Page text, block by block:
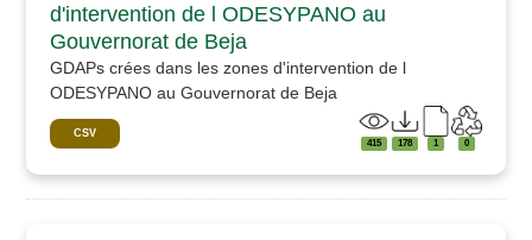
d'intervention de l ODESYPANO au
Gouvernorat de Beja
GDAPs crées dans les zones d'intervention de l
ODESYPANO au Gouvernorat de Beja
CSV
415 178 1 0